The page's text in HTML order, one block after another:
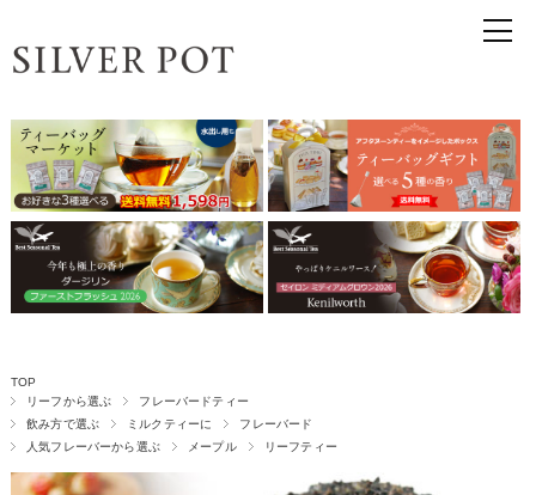
TOP
リーフから選ぶ
フレーバードティー
飲み方で選ぶ
ミルクティーに
フレーバード
人気フレーバーから選ぶ
メープル リーフティー